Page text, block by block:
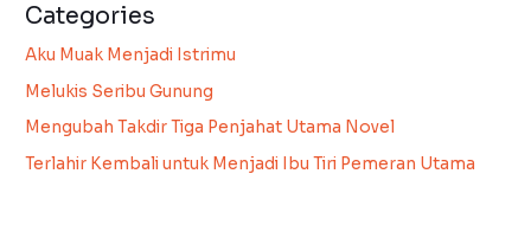
Categories
Aku Muak Menjadi Istrimu
Melukis Seribu Gunung
Mengubah Takdir Tiga Penjahat Utama Novel
Terlahir Kembali untuk Menjadi Ibu Tiri Pemeran Utama